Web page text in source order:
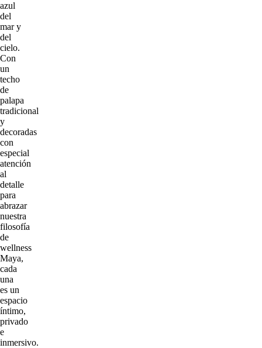
azul
del
mar y
del
cielo.
Con
un
techo
de
palapa
tradicional
y
decoradas
con
especial
atención
al
detalle
para
abrazar
nuestra
filosofía
de
wellness
Maya,
cada
una
es un
espacio
íntimo,
privado
e
inmersivo.